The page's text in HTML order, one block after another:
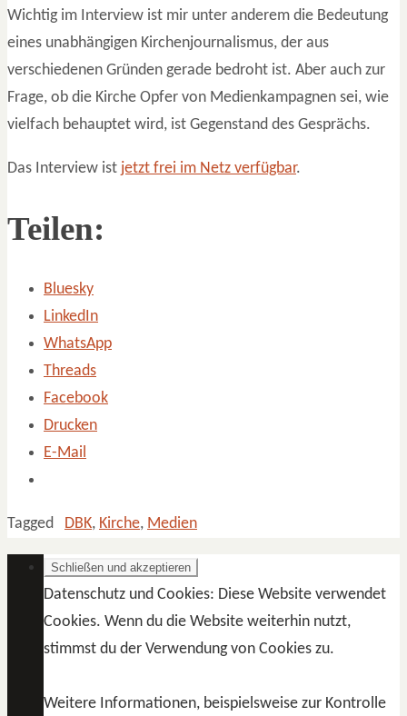
Wichtig im Interview ist mir unter anderem die Bedeutung
eines unabhängigen Kirchenjournalismus, der aus
verschiedenen Gründen gerade bedroht ist. Aber auch zur
Frage, ob die Kirche Opfer von Medienkampagnen sei, wie
vielfach behauptet wird, ist Gegenstand des Gesprächs.
Das Interview ist jetzt frei im Netz verfügbar.
Teilen:
Bluesky
LinkedIn
WhatsApp
Threads
Facebook
Drucken
E-Mail
Tagged DBK, Kirche, Medien
Datenschutz und Cookies: Diese Website verwendet
Cookies. Wenn du die Website weiterhin nutzt,
stimmst du der Verwendung von Cookies zu.
Weitere Informationen, beispielsweise zur Kontrolle